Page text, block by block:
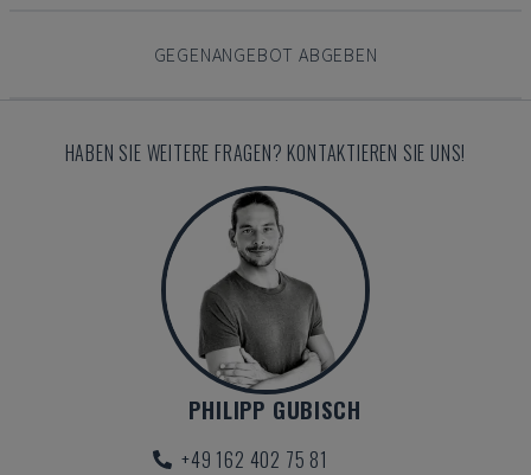
GEGENANGEBOT ABGEBEN
HABEN SIE WEITERE FRAGEN? KONTAKTIEREN SIE UNS!
PHILIPP GUBISCH
+49 162 402 75 81